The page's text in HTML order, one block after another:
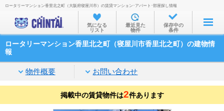
お部屋を探す
沿線・駅から
住所から
家賃相場から
通勤通学時間から
物件特集から
ロータリーマンション香里北之町（大阪府寝屋川市）の賃貸マンション･アパート･部屋探し情報
気になる
リスト
最近見た
物件
保存中の
条件
ロータリーマンション香里北之町（寝屋川市香里北之町）の建物情
報
物件概要 お問い合わせ
掲載中の賃貸物件は2件あります